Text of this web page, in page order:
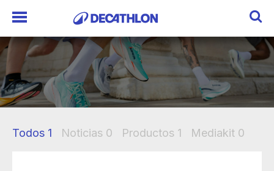
Todos 1 Noticias 0 Productos 1 Mediakit 0